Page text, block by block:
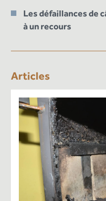
Les défaillances de
à un recours
Articles